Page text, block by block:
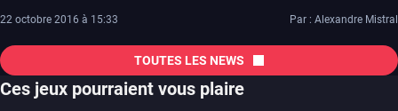
22 octobre 2016 à 15:33 Par : Alexandre Mistral
TOUTES LES NEWS
Ces jeux pourraient vous plaire